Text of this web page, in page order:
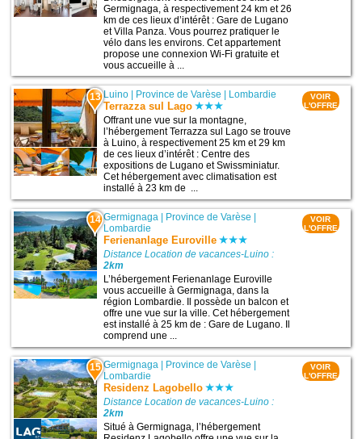
Germignaga, à respectivement 24 km et 26
km de ces lieux d’intérêt : Gare de Lugano
et Villa Panza. Vous pourrez pratiquer le
vélo dans les environs. Cet appartement
propose une connexion Wi-Fi gratuite et
vous accueille à ...
13 Luino Province de Varèse Lombardie
Terrazza sul Lago
Offrant une vue sur la montagne,
l’hébergement Terrazza sul Lago se trouve
à Luino, à respectivement 25 km et 29 km
de ces lieux d’intérêt : Centre des
expositions de Lugano et Swissminiatur.
Cet hébergement avec climatisation est
installé à 23 km de ...
VOIR
L'OFFRE
14 Germignaga Province de Varèse
Lombardie
Ferienanlage Euroville
Distance Location de vacances-Luino :
2km
L’hébergement Ferienanlage Euroville
vous accueille à Germignaga, dans la
région Lombardie. Il possède un balcon et
offre une vue sur la ville. Cet hébergement
est installé à 25 km de : Gare de Lugano. Il
comprend une ...
VOIR
L'OFFRE
15 Germignaga Province de Varèse
Lombardie
Residenz Lagobello
Distance Location de vacances-Luino :
2km
Situé à Germignaga, l’hébergement
VOIR
L'OFFRE